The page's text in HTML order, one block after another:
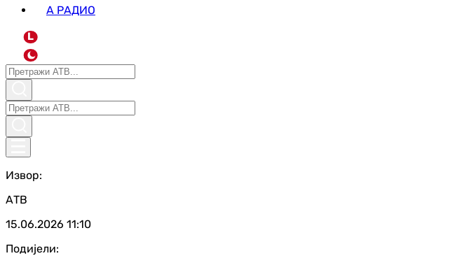
А РАДИО
L
Извор:
АТВ
15.06.2026 11:10
Подијели: